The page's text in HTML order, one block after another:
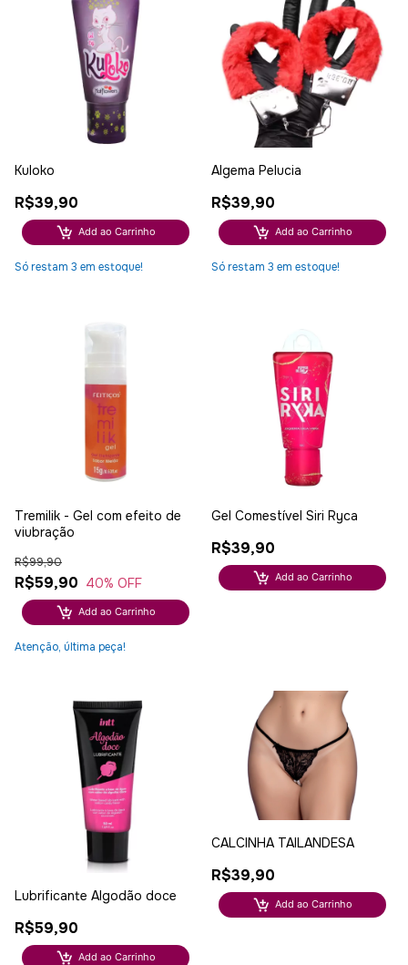
Kuloko
R$39,90
Add ao Carrinho
Só restam 3 em estoque!
Algema Pelucia
R$39,90
Add ao Carrinho
Só restam 3 em estoque!
Tremilik - Gel com efeito de
viubração
R$59,90
R$99,90
40% OFF
Add ao Carrinho
Atenção, última peça!
Gel Comestível Siri Ryca
R$39,90
Add ao Carrinho
Lubrificante Algodão doce
R$59,90
Add ao Carrinho
CALCINHA TAILANDESA
R$39,90
Add ao Carrinho